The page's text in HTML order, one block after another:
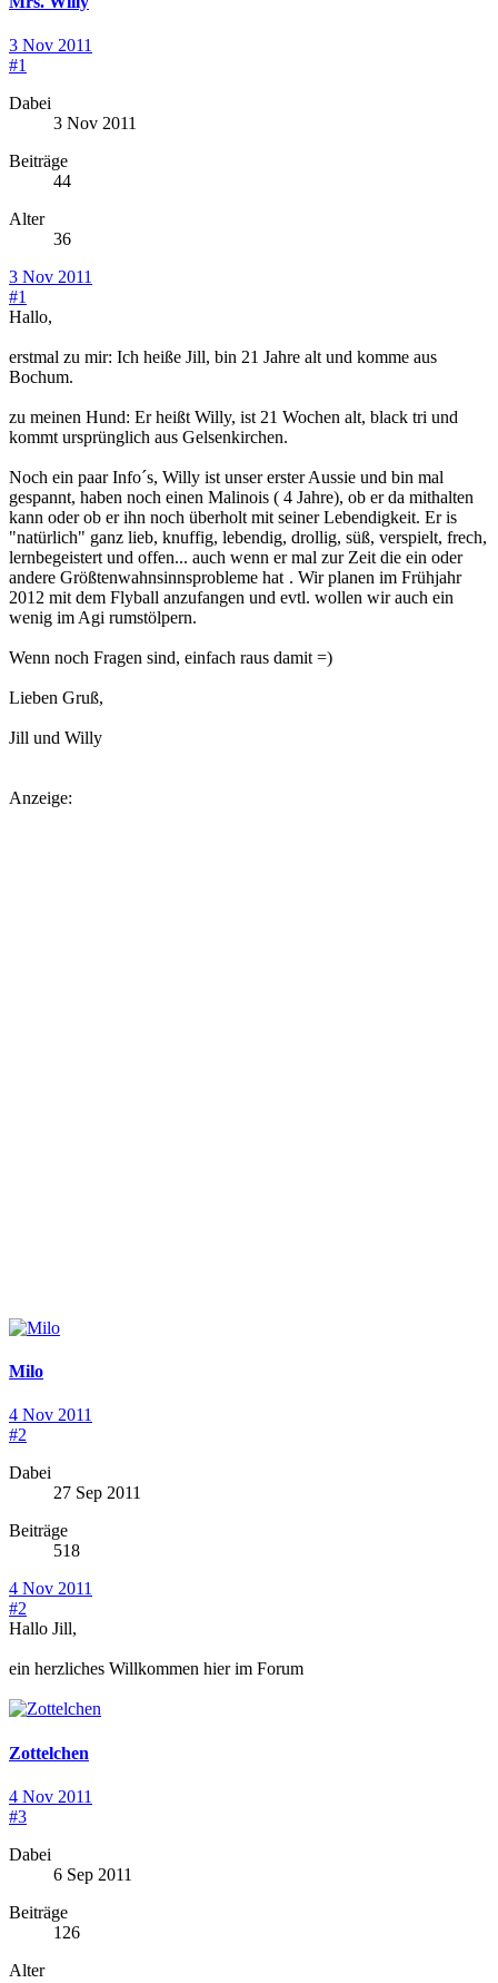
3 Nov 2011
#1
Dabei
3 Nov 2011
Beiträge
44
Alter
36
3 Nov 2011
#1
Hallo,
erstmal zu mir: Ich heiße Jill, bin 21 Jahre alt und komme aus
Bochum.
zu meinen Hund: Er heißt Willy, ist 21 Wochen alt, black tri und
kommt ursprünglich aus Gelsenkirchen.
Noch ein paar Info´s, Willy ist unser erster Aussie und bin mal
gespannt, haben noch einen Malinois ( 4 Jahre), ob er da mithalten
kann oder ob er ihn noch überholt mit seiner Lebendigkeit. Er is
"natürlich" ganz lieb, knuffig, lebendig, drollig, süß, verspielt, frech,
lernbegeistert und offen... auch wenn er mal zur Zeit die ein oder
andere Größtenwahnsinnsprobleme hat . Wir planen im Frühjahr
2012 mit dem Flyball anzufangen und evtl. wollen wir auch ein
wenig im Agi rumstölpern.
Wenn noch Fragen sind, einfach raus damit =)
Lieben Gruß,
Jill und Willy
Anzeige:
Milo
4 Nov 2011
#2
Dabei
27 Sep 2011
Beiträge
518
4 Nov 2011
#2
Hallo Jill,
ein herzliches Willkommen hier im Forum
Zottelchen
4 Nov 2011
#3
Dabei
6 Sep 2011
Beiträge
126
Alter